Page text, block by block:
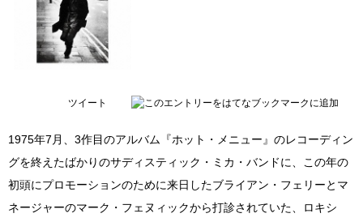
ツイート
1975年7月、3作目のアルバム『ホット・メニュー』のレコーディン
グを終えたばかりのサディスティック・ミカ・バンドに、この年の
初頭にプロモーションのために来日したブライアン・フェリーとマ
ネージャーのマーク・フェヌィックから打診されていた、ロキシ